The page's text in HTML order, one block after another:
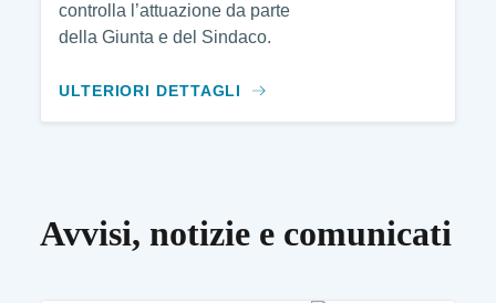
controlla l’attuazione da parte
della Giunta e del Sindaco.
ULTERIORI DETTAGLI
Avvisi, notizie e comunicati